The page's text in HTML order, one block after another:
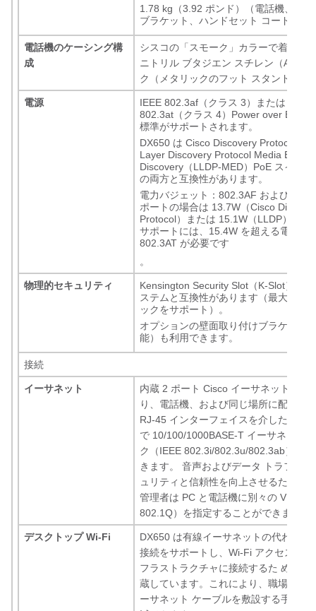
1.78 kg（3.92 ポンド）（電話機、壁
ブラケット、ハンドセット コード）
電話機のケーシング構
成
シスコの「スモーク」カラーで着色し
ニトリル ブタジエン スチレン（ABS）
ク（メタリックのフット スタンド付き
電源
IEEE 802.3af（クラス 3）または IEEE
802.3at（クラス 4）Power over
標準がサポートされます。
DX650 は Cisco Discovery Protocol お
Layer Discovery Protocol Media
Discovery（LLDP-MED）PoE スイッ
の両方と互換性があります。
電力バジェット：802.3AF および低電
ポートの場合は 13.7W（Cisco
Protocol）または 15.1W（LLDP）。高
サポートには、15.4W を超える電力お
802.3AT が必要です
。
物理的セキュリティ
Kensington Security Slot（K-Slot）の
ステムと互換性があります（最大 20
ックをサポート）。
オプションの壁面取り付けブラケット
能）も利用できます。
接続
イーサネット
内蔵 2 ポート Cisco イーサネット スイ
り、電話機、および同じ場所に配置し
RJ-45 インターフェイスを介した単一
で 10/100/1000BASE-T イーサネット
ク（IEEE 802.3i/802.3u/802.3ab）に
きます。 音声およびデータ トラフィッ
ュリティと信頼性を向上させるために
管理者は PC と電話機に別々の VLAN
802.1Q）を指定することができます。
デスクトップ Wi-Fi
DX650 は有線イーサネットの代わりに
接続をサポートし、Wi-Fi アクセス ポ
フラストラクチャに接続するた めのア
蔵しています。これにより、職場の環
ーサネット ケーブルを敷設する手間と